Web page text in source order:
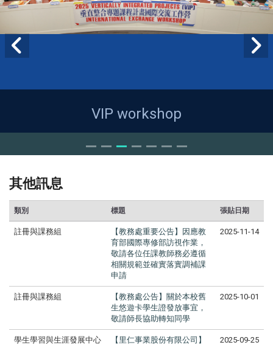
VIP workshop
其他訊息
類別 標題 張貼日期
註冊與課務組
【教務處重要公告】因應教
育部國際專修部訪視作業，
敬請各位任課教師務必遵循
相關規範並確實落實調補課
申請
2025-11-14
註冊與課務組
【教務處公告】關於本校舊
生悠遊卡學生證發放事宜，
敬請師長協助轉知同學
2025-10-01
學生學習與生涯發展中心
【里仁事業股份有限公司】
2025-09-25